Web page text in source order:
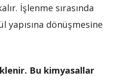
İşlenme sırasında
yapısına dönüşmesine
Bu kimyasallar